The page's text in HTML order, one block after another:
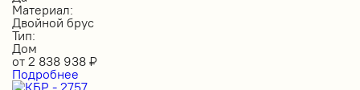
Материал:
Двойной брус
Тип:
Дом
от 2 838 938 ₽
Подробнее